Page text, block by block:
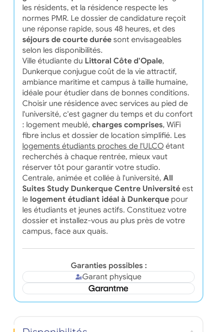
les résidents, et la résidence respecte les
normes PMR. Le dossier de candidature reçoit
une réponse rapide, sous 48 heures, et des
séjours de courte duréesont envisageables
selon les disponibilités.
Ville étudiante du Littoral Côte d'Opale,
Dunkerque conjugue coût de la vie attractif,
ambiance maritime et campus à taille humaine,
idéale pour étudier dans de bonnes conditions.
Choisir une résidence avec services au pied de
l'université, c'est gagner du temps et du confort
: logement meublé, charges comprises, WiFi
fibre inclus et dossier de location simplifié. Les
logements étudiants proches de l'ULCOétant
recherchés à chaque rentrée, mieux vaut
réserver tôt pour garantir votre studio.
Centrale, animée et collée à l'université, All
Suites Study Dunkerque Centre Universitéest
le logement étudiant idéal à Dunkerquepour
les étudiants et jeunes actifs. Constituez votre
dossier et installez-vous au plus près de votre
campus, face aux quais.
Garanties possibles :
Garant physique